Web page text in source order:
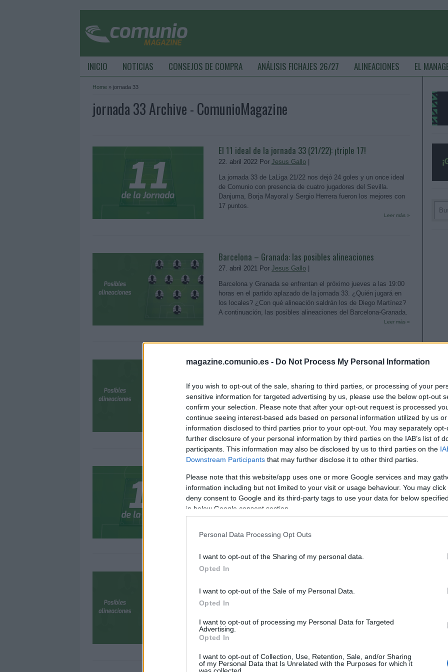
magazine.comunio.es - Do Not Process My Personal Information
If you wish to opt-out of the sale, sharing to third parties, or processing of your
sensitive information for targeted advertising by us, please use the below opt-out
confirm your selection. Please note that after your opt-out request is processed
continue seeing interest-based ads based on personal information utilized by us
information disclosed to third parties prior to your opt-out. You may separately
further disclosure of your personal information by third parties on the IAB’s list of
participants. This information may also be disclosed by us to third parties on the
Downstream Participants that may further disclose it to other third parties.
Please note that this website/app uses one or more Google services and may
information including but not limited to your visit or usage behaviour. You may
deny consent to Google and its third-party tags to use your data for below
in below Google consent section.
Personal Data Processing Opt Outs
I want to opt-out of the Sharing of my personal data.
Opted In
I want to opt-out of the Sale of my Personal Data.
Opted In
I want to opt-out of processing my Personal Data for Targeted
Advertising.
Opted In
I want to opt-out of Collection, Use, Retention, Sale, and/or Sharing
of my Personal Data that Is Unrelated with the Purposes for which it
INICIO NOTICIAS CONSEJOS DE COMPRA ANÁLISIS FICHAJES 26/27 ALINEACIONES EL
Home » jornada 33
jornada 33 Archive - ComunioMagazine
El 11 ideal de la jornada 33 (21/22): ¡triple 17!
22. abril 2022 Por Jesus Gallo
La jornada 33 de LaLiga 21/22 nos dejó 24 goles y un once ideal
de Comunio con presencia de cuatro jugadores del Sevilla.
Danjuma, Borja Mayoral y Sergio Herrera fueron los mejores con
17 puntos.
Leer más »
Barcelona – Granada: las posibles alineaciones
27. abril 2021 Por Jesus Gallo
Barcelona y Granada se enfrentan el próximo jueves a las 19:00
horas en el partido aplazado de la jornada 33. ¿Quién jugará en
los locales? ¿Con qué alineación saldrán los de Diego Martínez?
A continuación, las posibles alineaciones del Barcelona-Granada.
Leer más »
Athletic – Valladolid: las posibles alineaciones
Athletic y Valladolid se enfrentan el próximo miércoles a las 19:00
horas en el partido aplazado de la jornada 33. ¿Quién jugará en
los locales? ¿Con qué alineación saldrán los de Sergio? A
continuación, las posibles alineaciones del Athletic-Valladolid.
Leer más »
18. abril 2021 PorJesus Gallo|
134 puntos para el 11 ideal de la jornada 33 en el que destaca la
presencia de cuatro jugadores del Atlético y tres del Villarreal.
Leer más »
Levante – Villarreal: las posibles alineaciones
14. abril 2021 Por Jesus Gallo |
Levante y Villarreal jugarán su partido de la jornada 33 el domingo
qué alineación saldrán los de Emery? A continuación, las posibles
alineaciones del Levante-Villarreal.